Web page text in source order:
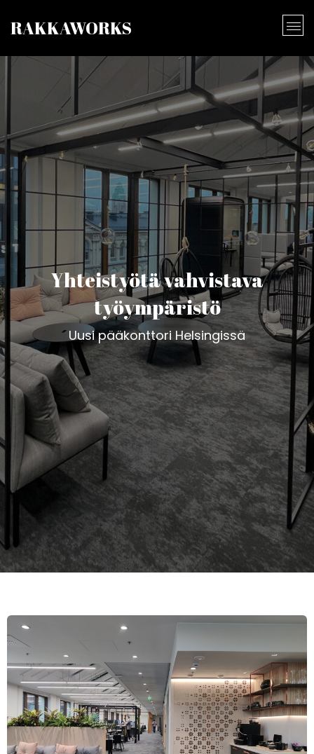
RAKKAWORKS
Yhteistyötä vahvistava
työympäristö
Uusi pääkonttori Helsingissä